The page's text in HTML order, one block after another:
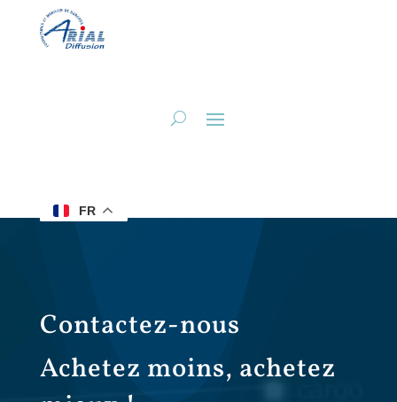
FR
Contactez-nous
Achetez moins, achetez